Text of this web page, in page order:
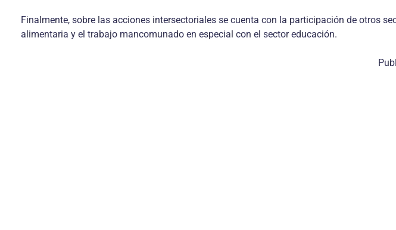
Finalmente, sobre las acciones intersectoriales se cuenta con la participación de otros
alimentaria y el trabajo mancomunado en especial con el sector educación.